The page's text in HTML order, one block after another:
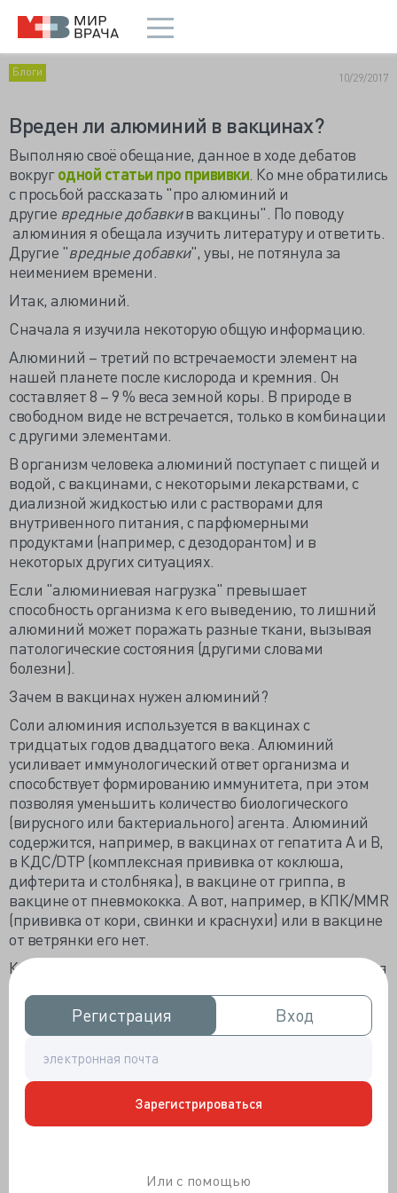
Регистрация
Регистрация Вход
Вход
Зарегистрироваться
Или с помощью
Блоги 10/29/2017
Вреден ли алюминий в вакцинах?
Выполняю своё обещание, данное в ходе дебатов
вокругодной статьи про прививки . Ко мне обратились
с просьбой рассказать "про алюминий и
другие вредные добавкив вакцины". По поводу
алюминия я обещала изучить литературу и ответить.
Другие "вредные добавки", увы, не потянула за
неимением времени.
Итак, алюминий.
Сначала я изучила некоторую общую информацию.
Алюминий – третий по встречаемости элемент на
нашей планете после кислорода и кремния. Он
составляет 8 – 9 % веса земной коры. В природе в
свободном виде не встречается, только в комбинации
с другими элементами.
В организм человека алюминий поступает с пищей и
водой, с вакцинами, с некоторыми лекарствами, с
диализной жидкостью или с растворами для
внутривенного питания, c парфюмерными
продуктами (например, с дезодорантом) и в
некоторых других ситуациях.
Если "алюминиевая нагрузка" превышает
способность организма к его выведению, то лишний
алюминий может поражать разные ткани, вызывая
патологические состояния (другими словами
болезни).
Зачем в вакцинах нужен алюминий?
Соли алюминия используется в вакцинах с
тридцатых годов двадцатого века. Алюминий
усиливает иммунологический ответ организма и
способствует формированию иммунитета, при этом
позволяя уменьшить количество биологического
(вирусного или бактериального) агента. Алюминий
содержится, например, в вакцинах от гепатита А и В,
в КДС/DTP (комплексная прививка от коклюша,
дифтерита и столбняка), в вакцине от гриппа, в
вакцине от пневмококка. А вот, например, в КПК/MMR
(прививка от кори, свинки и краснухи) или в вакцине
от ветрянки его нет.
Кто определяет безопасные концентрации алюминия
в продуктах, вакцинах, организме?
В США этим занимается Food and Drug Administration
(агентство, отвечающее за контроль и безопасность
пищевых продуктов и лекарственных средств,
Center for Biologics Evaluation and Research (Центр
биологических исследований и оценки качества).
Уверяю вас – организация серьезная и компетентная,
взяток не получает. Ещё этим занимается Агентство